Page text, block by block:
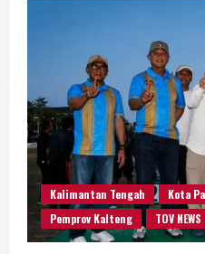
Kalimantan Tengah
Kota
Pemprov Kalteng
TOV NEWS